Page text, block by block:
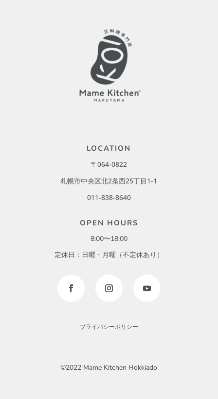
LOCATION
〒064-0822
札幌市中央区北2条西25丁目1-1
011-838-8640
OPEN HOURS
8:00〜18:00
定休日：日曜・月曜（不定休あり）
プライバシーポリシー
©2022 Mame Kitchen Hokkiado